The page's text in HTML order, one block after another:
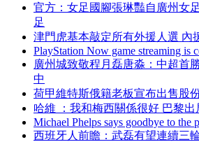
官方：女足國腳張琳豔自廣州
足
津門虎基本敲定所有外援人選 內
PlayStation Now game streaming is
廣州城致敬程月磊唐淼：中超
中
荷甲維特斯俄籍老板宣布出售股
哈維  ：我和梅西關係很好 巴黎
Michael Phelps says goodbye to
西班牙人前瞻：武磊有望連續